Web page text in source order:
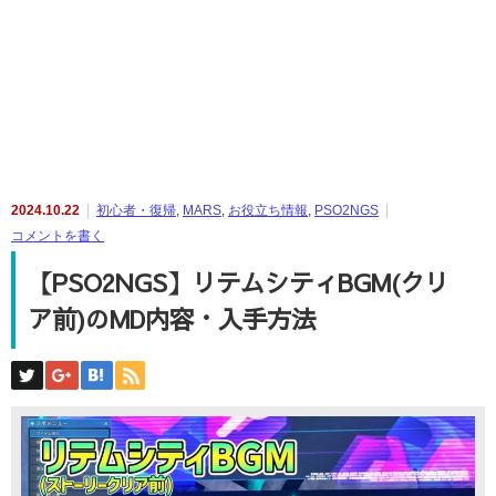
2024.10.22 初心者・復帰, MARS, お役立ち情報, PSO2NGS
コメントを書く
【PSO2NGS】リテムシティBGM(クリ
ア前)のMD内容・入手方法